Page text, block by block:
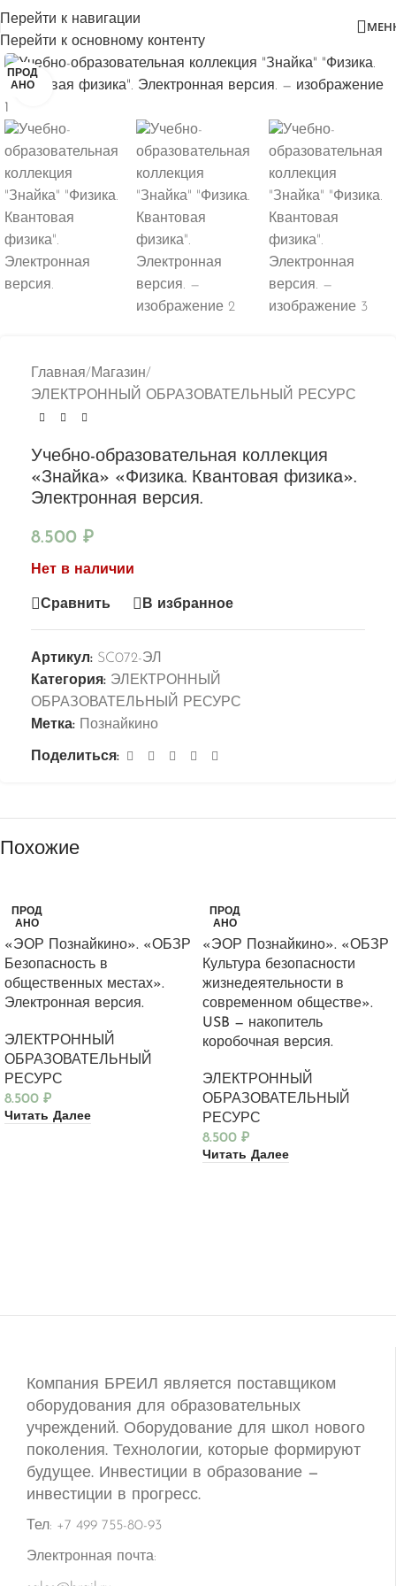
Перейти к навигации
Перейти к основному контенту
ПРОД
АНО
Нажмите, чтобы увеличить
Главная/ Магазин/
ЭЛЕКТРОННЫЙ ОБРАЗОВАТЕЛЬНЫЙ РЕСУРС
Учебно-образовательная коллекция
«Знайка» «Физика. Квантовая физика».
Электронная версия.
8.500 ₽
Нет в наличии
Сравнить В избранное
Артикул: SC072-ЭЛ
Категория: ЭЛЕКТРОННЫЙ
ОБРАЗОВАТЕЛЬНЫЙ РЕСУРС
Метка:
Познайкино
Поделиться:
Похожие
ПРОД
АНО
«ЭОР Познайкино». «ОБЗР
Безопасность в
общественных местах».
Электронная версия.
ЭЛЕКТРОННЫЙ
ОБРАЗОВАТЕЛЬНЫЙ
РЕСУРС
8.500 ₽
Читать Далее
ПРОД
АНО
«ЭОР Познайкино». «ОБЗР
Культура безопасности
жизнедеятельности в
современном обществе».
USB — накопитель
коробочная версия.
ЭЛЕКТРОННЫЙ
ОБРАЗОВАТЕЛЬНЫЙ
РЕСУРС
8.500 ₽
Читать Далее
Компания БРЕИЛ является поставщиком
оборудования для образовательных
учреждений. Оборудование для школ нового
поколения. Технологии, которые формируют
будущее. Инвестиции в образование —
инвестиции в прогресс.
Тел: +7 499 755-80-93
Электронная почта: